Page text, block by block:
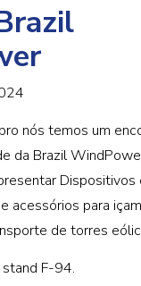
nós temos um
da Brazil
Dispositivos
acessórios para
de torres
F-94.